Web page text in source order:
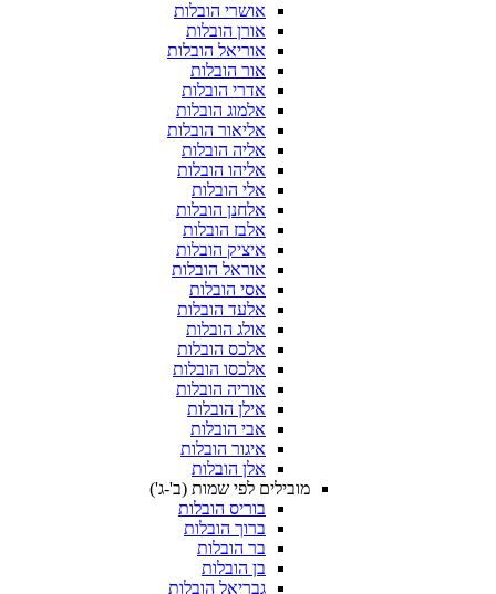
אושרי הובלות
אורן הובלות
אוריאל הובלות
אור הובלות
אדרי הובלות
אלמוג הובלות
אליאור הובלות
אליה הובלות
אליהו הובלות
אלי הובלות
אלחנן הובלות
אלבז הובלות
איציק הובלות
אוראל הובלות
אסי הובלות
אלעד הובלות
אולג הובלות
אלכס הובלות
אלכסו הובלות
אוריה הובלות
אילן הובלות
אבי הובלות
איגור הובלות
אלן הובלות
מובילים לפי שמות (ב'-ג')
בוריס הובלות
ברוך הובלות
בר הובלות
בן הובלות
גבריאל הובלות